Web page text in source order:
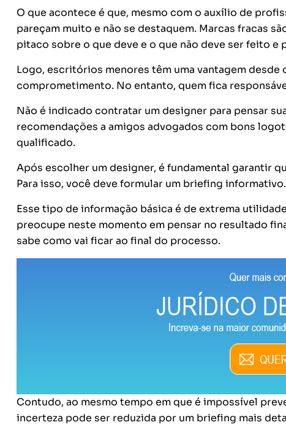
O que acontece é que, mesmo com o auxílio de
pareçam muito e não se destaquem. Marcas fracas
pitaco sobre o que deve e o que não deve ser feito e
Logo, escritórios menores têm uma vantagem desde
comprometimento. No entanto, quem fica
Não é indicado contratar um designer para pensar
recomendações a amigos advogados com bons
qualificado.
Após escolher um designer, é fundamental garantir
Para isso, você deve formular um briefing informativo.
Esse tipo de informação básica é de extrema
preocupe neste momento em pensar no resultado
sabe como vai ficar ao final do processo.
Contudo, ao mesmo tempo em que é impossível
incerteza pode ser reduzida por um briefing mais